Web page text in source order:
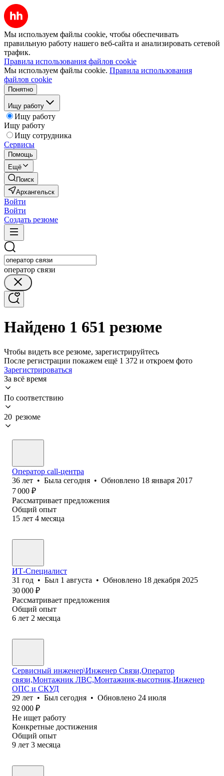
Мы используем файлы cookie, чтобы обеспечивать
правильную работу нашего веб-сайта и анализировать сетевой
трафик.
Правила использования файлов cookie
Мы используем файлы cookie. Правила использования
файлов cookie
Понятно
Ищу работу
Ищу работу
Ищу работу
Ищу сотрудника
Сервисы
Помощь
Ещё
Поиск
Архангельск
Войти
Войти
Создать резюме
оператор связи
Найдено 1 651 резюме
Чтобы видеть все резюме, зарегистрируйтесь
После регистрации покажем ещё 1 372 и откроем фото
Зарегистрироваться
За всё время
По соответствию
20 резюме
Оператор call-центра
36 лет • Была сегодня • Обновлено 18 января 2017
7 000 ₽
Рассматривает предложения
Общий опыт
15 лет 4 месяца
ИТ-Специалист
31 год • Был 1 августа • Обновлено 18 декабря 2025
30 000 ₽
Рассматривает предложения
Общий опыт
6 лет 2 месяца
Сервисный инженер\Инженер Связи,Оператор
связи,Монтажник ЛВС,Монтажник-высотник,Инженер
ОПС и СКУД
29 лет • Был сегодня • Обновлено 24 июля
92 000 ₽
Не ищет работу
Конкретные достижения
Общий опыт
9 лет 3 месяца